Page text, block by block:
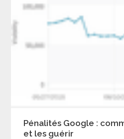
Pénalités Google :
et les guérir